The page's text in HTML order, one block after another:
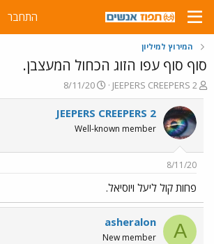
התחבר
המירוץ למיליון
סוף סוף עפו הזוג הכחול המעצבן.
פ
ו
ת
ח
ה
ו
ש
א
JEEPERS CREEPERS 2
פ
ו
ר
ס
ם
ך
8/11/20
JEEPERS CREEPERS 2
Well-known member
8/11/20
פחות קול ליעל ויוסיאל.
A
asheralon
New member